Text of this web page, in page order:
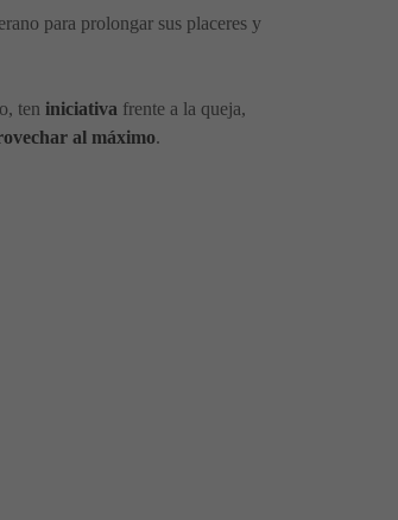
para prolongar sus placeres y
ten iniciativa frente a la queja,
al máximo.